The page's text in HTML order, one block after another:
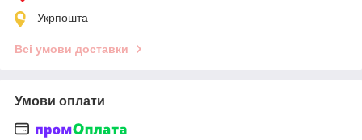
Укрпошта
Всі умови доставки
Умови оплати